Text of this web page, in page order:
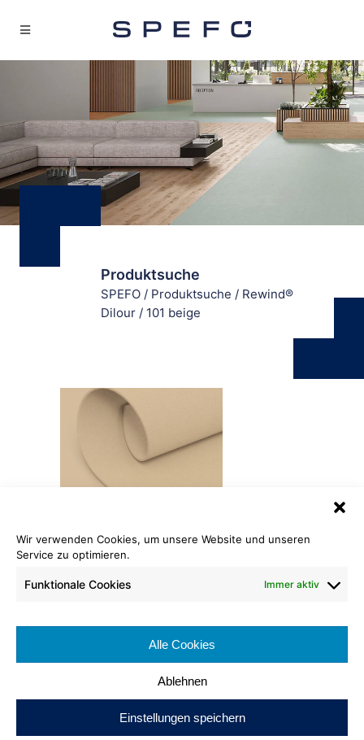
Wir verwenden Cookies, um unsere Website und unseren
Service zu optimieren.
Funktionale Cookies Immer aktiv
Alle Cookies
Ablehnen
Einstellungen speichern
Produktsuche
SPEFO / Produktsuche / Rewind®
Dilour / 101 beige
101 beige
Warenbreite ca. 200 cm
Brennverhalten: Cfl-s1
Rewind® Dilour